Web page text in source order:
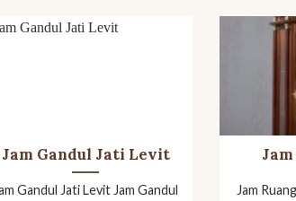
Jam Gandul Jati Levit
Gandul Jati Levit Jam Gandul
Jam